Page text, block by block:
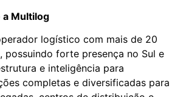
a Multilog
logístico com mais de 20
possuindo forte presença no Sul e
e inteligência para
completas e diversificadas para